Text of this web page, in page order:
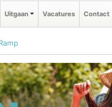
Uitgaan Vacatures Contact